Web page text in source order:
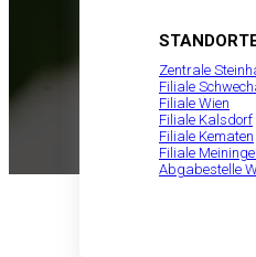
Zentrale
Filiale
Filiale Wien
Filiale Kalsdorf
Filiale Kematen
Filiale
Abgabestelle